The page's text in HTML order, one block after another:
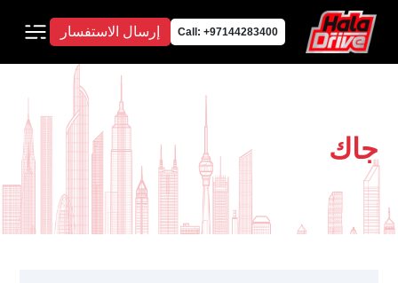
Call: +97144283400 إرسال الاستفسار
جاك